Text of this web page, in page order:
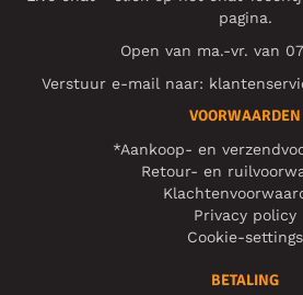
pagina.
Open van ma.-vr. van
Verstuur e-mail naar:
VOORWAARDEN
*Aankoop- en
Retour- en
Privacy policy
Cookie-settings
BETALING